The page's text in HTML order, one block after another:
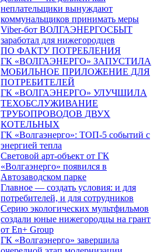
неплательщики вынуждают
коммунальщиков принимать меры
Viber-бот ВОЛГАЭНЕРГОСБЫТ
заработал для нижегородцев
ПО ФАКТУ ПОТРЕБЛЕНИЯ
ГК «ВОЛГАЭНЕРГО» ЗАПУСТИЛА
МОБИЛЬНОЕ ПРИЛОЖЕНИЕ ДЛЯ
ПОТРЕБИТЕЛЕЙ
ГК «ВОЛГАЭНЕРГО» УЛУЧШИЛА
ТЕХОБСЛУЖИВАНИЕ
ТРУБОПРОВОДОВ ДВУХ
КОТЕЛЬНЫХ
ГК «Волгаэнерго»: ТОП-5 событий с
энергией тепла
Световой арт-объект от ГК
«Волгаэнерго» появился в
Автозаводском парке
Главное — создать условия: и для
потребителей, и для сотрудников
Серию экологических мультфильмов
создали юные нижегородцы на грант
от En+ Group
ГК «Волгаэнерго» завершила